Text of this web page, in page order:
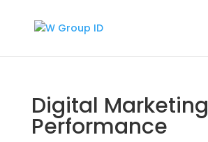
Digital Marketing
Performance